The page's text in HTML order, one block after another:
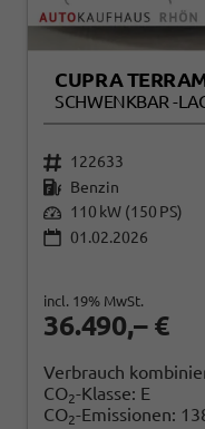
CUPRA
SCHWENKBAR -
122633
Benzin
110 kW (150 PS)
01.02.2026
36.490,– €
incl. 19% MwSt.
Verbrauch
CO2-Klasse: E
CO2-Emissionen: